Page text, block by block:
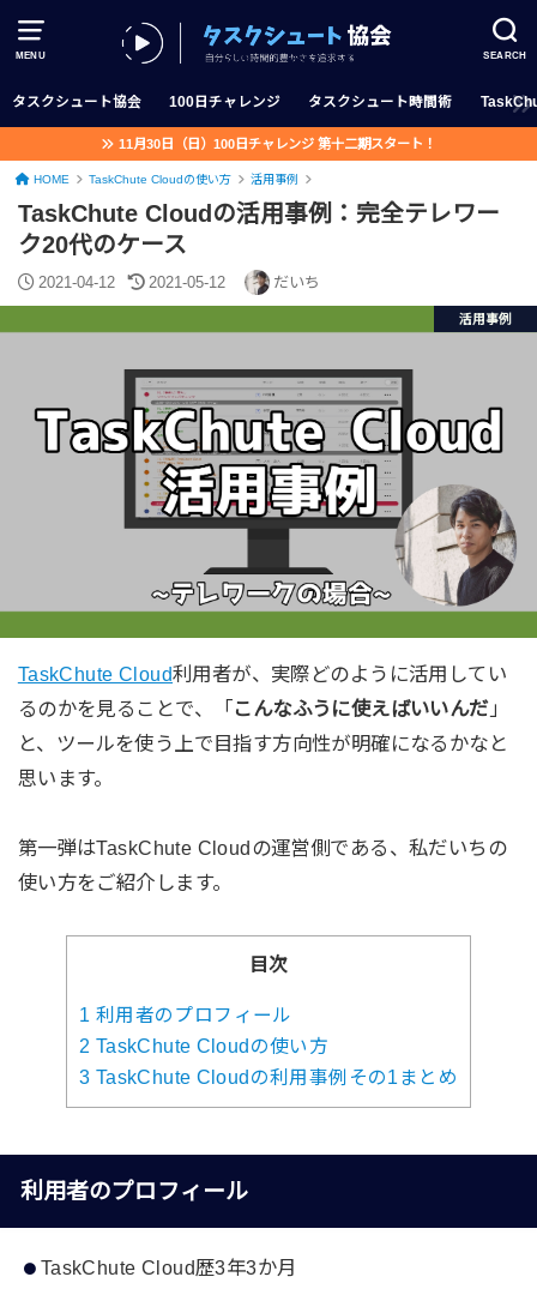
MENU SEARCH
タスクシュート協会 100日チャレンジ タスクシュート時間術
11月30日（日）100日チャレンジ 第十二期スタート！
HOME TaskChute Cloudの使い方 活用事例
TaskChute Cloudの活用事例：完全テレワー
ク20代のケース
2021-04-12 2021-05-12 だいち
活用事例
TaskChute Cloud利用者が、実際どのように活用してい
るのかを見ることで、「こんなふうに使えばいいんだ」
と、ツールを使う上で目指す方向性が明確になるかなと
思います。
第一弾はTaskChute Cloudの運営側である、私だいちの
使い方をご紹介します。
目次
1 利用者のプロフィール
2 TaskChute Cloudの使い方
3 TaskChute Cloudの利用事例その1まとめ
利用者のプロフィール
TaskChute Cloud歴3年3か月